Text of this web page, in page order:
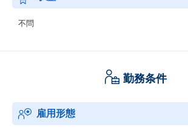
不問
勤務条件
雇用形態